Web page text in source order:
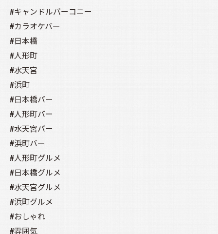
#キャンドルバーコニー
#カラオケバー
#日本橋
#人形町
#水天宮
#浜町
#日本橋バー
#人形町バー
#水天宮バー
#浜町バー
#人形町グルメ
#日本橋グルメ
#水天宮グルメ
#浜町グルメ
#おしゃれ
#雰囲気